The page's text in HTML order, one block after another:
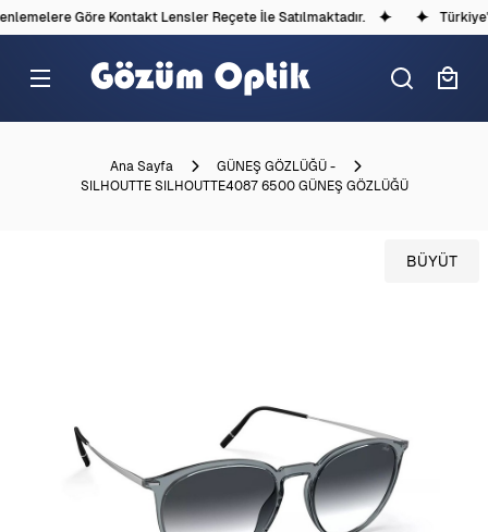
Göre Kontakt Lensler Reçete İle Satılmaktadır.
Ana Sayfa
GÜNEŞ GÖZLÜĞÜ -
SILHOUTTE SILHOUTTE4087 6500 GÜNEŞ GÖZLÜĞÜ
BÜYÜT